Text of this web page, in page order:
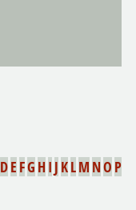
DE FG H I J KLM NO P